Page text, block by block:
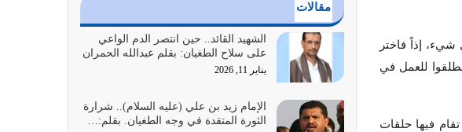
شيء، إذاً فاختر
للعمل في
فيها حلقات
يجب أن نعود جميعاً الى القرآن وعندنا أخطاء جميعاً
لنعتصم بحبل الله جميعاً وليس كل…
يوليو 22, 2026
المُلك كله لله تعالى يؤتيه من يشاء وينزعه ممن يشاء
مقالات
الشهيد القائد.. حين انتصر الدم الواعي
على سلاح الطغيان: بقلم عبدالله الحمران
يناير 11, 2026
الإمام زيد بن علي (عليه السلام).. شرارة
الثورة المتقدة في وجه الطغيان. بقلم:…